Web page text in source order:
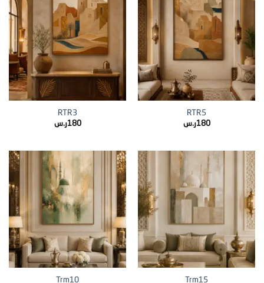
RTR5
180ر.س
RTR3
180ر.س
Trm15
Trm10